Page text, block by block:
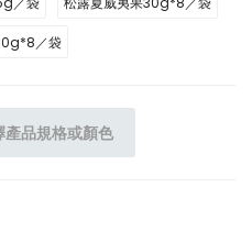
／袋
產品規格或顏色